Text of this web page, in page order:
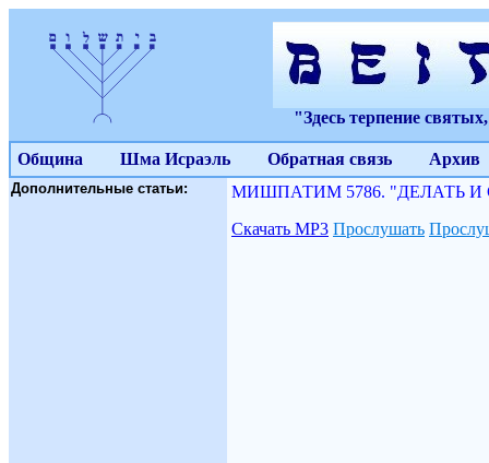
"Здесь терпение
Община Шма Исраэль Обратная связь Архив
Дополнительные статьи:
МИШПАТИМ 5786. "ДЕЛАТЬ И
Скачать МР3 Прослушать